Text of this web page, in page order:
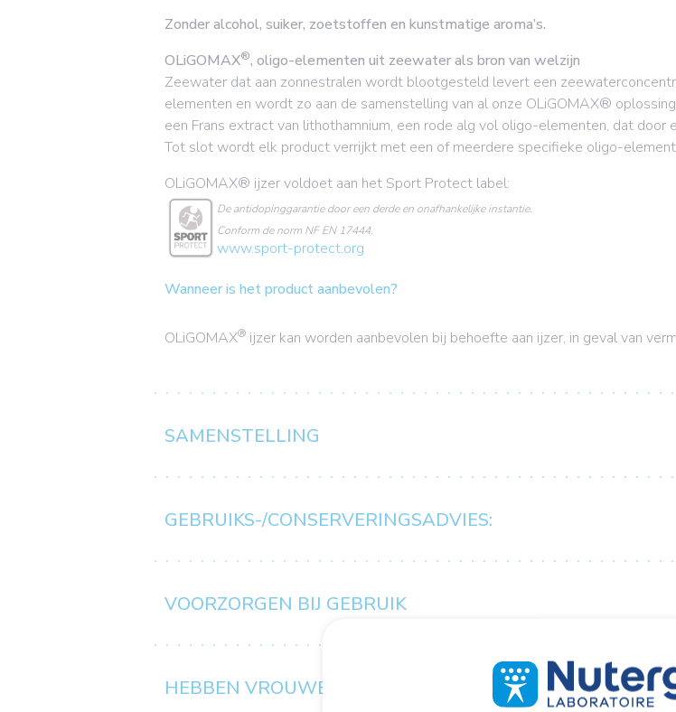
Zonder alcohol, suiker, zoetstoffen en kunstmatige aroma’s.
OLiGOMAX®, oligo-elementen uit zeewater als bron van welzijn
Zeewater dat aan zonnestralen wordt blootgesteld levert een
elementen en wordt zo aan de samenstelling van al onze OLiGOMAX®
een Frans extract van lithothamnium, een rode alg vol oligo-elementen, dat
Tot slot wordt elk product verrijkt met een of meerdere specifieke oligo-
OLiGOMAX® ijzer voldoet aan het Sport Protect label:
De antidopinggarantie door een derde en onafhankelijke instantie.
Conform de norm NF EN 17444.
www.sport-protect.org
Wanneer is het product aanbevolen?
OLiGOMAX® ijzer kan worden aanbevolen bij behoefte aan ijzer, in geval van
SAMENSTELLING
GEBRUIKS-/CONSERVERINGSADVIES:
VOORZORGEN BIJ GEBRUIK
HEBBEN VROUWEN IJZER NODIG?